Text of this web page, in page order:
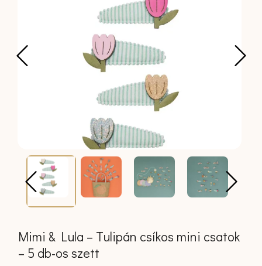
Mimi & Lula – Tulipán csíkos mini csatok
– 5 db-os szett